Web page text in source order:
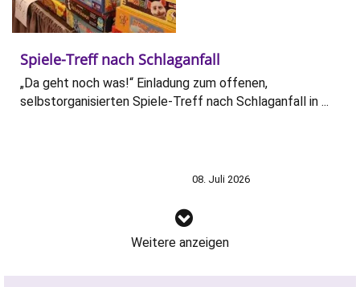
Spiele-Treff nach Schlaganfall
„Da geht noch was!“ Einladung zum offenen,
selbstorganisierten Spiele-Treff nach Schlaganfall in ...
08. Juli 2026
Weitere anzeigen